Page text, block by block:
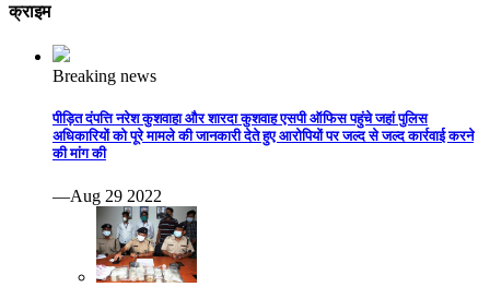
क्राइम
Breaking news
पीड़ित दंपत्ति नरेश कुशवाहा और शारदा कुशवाह एसपी ऑफिस पहुंचे जहां पुलिस
अधिकारियों को पूरे मामले की जानकारी देते हुए आरोपियों पर जल्द से जल्द कार्रवाई करने
की मांग की
—Aug 29 2022